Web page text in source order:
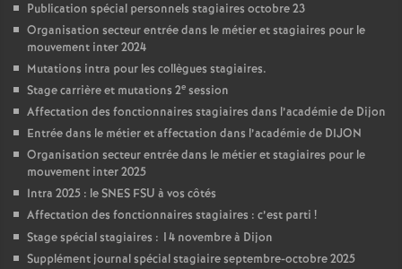
Publication spécial personnels stagiaires octobre 23
Organisation secteur entrée dans le métier et stagiaires pour le
mouvement inter 2024
Mutations intra pour les collègues stagiaires.
Stage carrière et mutations 2e session
Affectation des fonctionnaires stagiaires dans l’académie de Dijon
Entrée dans le métier et affectation dans l’académie de DIJON
Organisation secteur entrée dans le métier et stagiaires pour le
mouvement inter 2025
Intra 2025 : le SNES FSU à vos côtés
Affectation des fonctionnaires stagiaires : c’est parti !
Stage spécial stagiaires : 14 novembre à Dijon
Supplément journal spécial stagiaire septembre-octobre 2025